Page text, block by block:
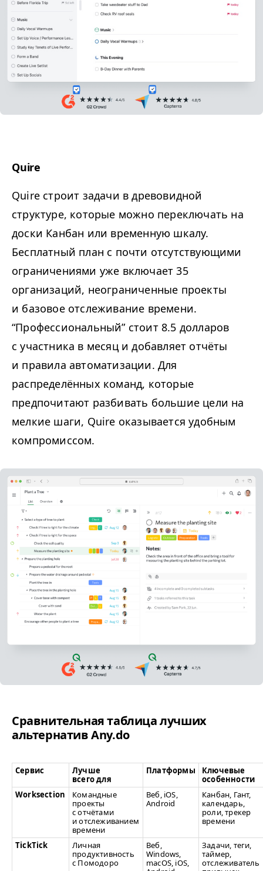
Quire
Quire строит задачи в древовидной
структуре, которые можно переключать на
доски Канбан или временную шкалу.
Бесплатный план с почти отсутствующими
ограничениями уже включает 35
организаций, неограниченные проекты
и базовое отслеживание времени.
“Профессиональный” стоит 8.5 долларов
с участника в месяц и добавляет отчёты
и правила автоматизации. Для
распределённых команд, которые
предпочитают разбивать большие цели на
мелкие шаги, Quire оказывается удобным
компромиссом.
Сравнительная таблица лучших
альтернатив Any​.do
Сервис
Лучше
всего для
Платформы
Ключевые
особенности
Worksection
Командные
проекты
с отчётами
и отслеживанием
времени
Веб, iOS,
Android
Канбан, Гант,
календарь,
роли, трекер
времени
TickTick
Личная
продуктивность
с Помодоро
Веб,
Windows,
macOS, iOS,
Задачи, теги,
таймер,
отслеживатель